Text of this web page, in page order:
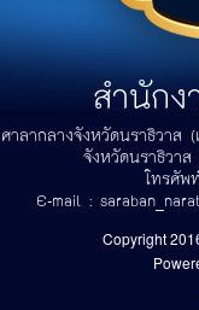
สำนักง
ศาลากลางจังหวัดนราธิวา
จังหวัดนราธิว
โทรศั
E-mail :
Copyright